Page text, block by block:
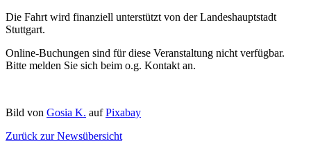
Die Fahrt wird finanziell unterstützt von der Landeshauptstadt
Stuttgart.
Online-Buchungen sind für diese Veranstaltung nicht verfügbar.
Bitte melden Sie sich beim o.g. Kontakt an.
Bild von Gosia K. aufPixabay
Zurück zur Newsübersicht